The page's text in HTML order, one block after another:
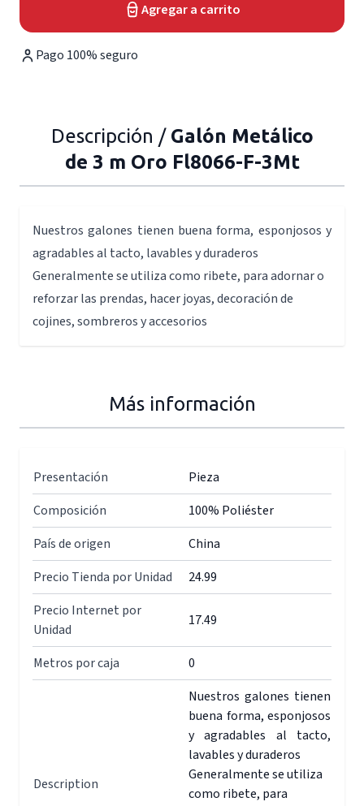
Agregar a carrito
Pago 100% seguro
Descripción / Galón Metálico
de 3 m Oro Fl8066-F-3Mt
Nuestros galones tienen buena forma, esponjosos y
agradables al tacto, lavables y duraderos
Generalmente se utiliza como ribete, para adornar o
reforzar las prendas, hacer joyas, decoración de
cojines, sombreros y accesorios
Más información
Presentación
Pieza
Composición
100% Poliéster
País de origen
China
Precio Tienda por Unidad
24.99
Precio Internet por
Unidad
17.49
Metros por caja 0
Description
Nuestros galones tienen
buena forma, esponjosos
y agradables al tacto,
lavables y duraderos
Generalmente se utiliza
como ribete, para